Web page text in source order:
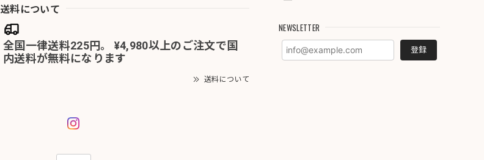
送料について
全国一律送料225円。 ¥4,980以上のご注文で国
内送料が無料になります
送料について
NEWSLETTER
登録